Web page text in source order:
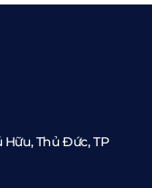
Thủ Đức, TP